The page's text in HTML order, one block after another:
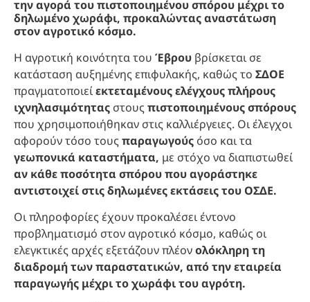
την αγορά του πιστοποιημένου σπόρου μέχρι το
δηλωμένο χωράφι, προκαλώντας αναστάτωση
στον αγροτικό κόσμο.
Η αγροτική κοινότητα του Έβρου βρίσκεται σε
κατάσταση αυξημένης επιφυλακής, καθώς το ΣΔΟΕ
πραγματοποιείεκτεταμένους ελέγχους πλήρους
ιχνηλασιμότητας στους πιστοποιημένους σπόρους
που χρησιμοποιήθηκαν στις καλλιέργειες. Οι έλεγχοι
αφορούν τόσο τους παραγωγούς όσο και τα
γεωπονικά καταστήματα, με στόχο να διαπιστωθεί
αν κάθε ποσότητα σπόρου που αγοράστηκε
αντιστοιχεί στις δηλωμένες εκτάσεις του ΟΣΔΕ.
Οι πληροφορίες έχουν προκαλέσει έντονο
προβληματισμό στον αγροτικό κόσμο, καθώς οι
ελεγκτικές αρχές εξετάζουν πλέονολόκληρη τη
διαδρομή των παραστατικών, από την εταιρεία
παραγωγής μέχρι το χωράφι του αγρότη.